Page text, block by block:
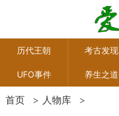
历代王朝 考古发现
UFO事件 养生之道
首页 > 人物库 >